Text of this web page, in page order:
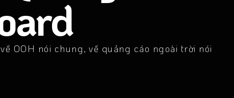
OOH nói chung, về quảng cáo ngoài trời nói